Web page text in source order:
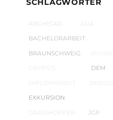
SCHLAGWÖRTER
ARCHICAD AUA
BACHELORARBEIT
BRAUNSCHWEIG
DEM
EXKURSION
GRASSHOPPER JGP